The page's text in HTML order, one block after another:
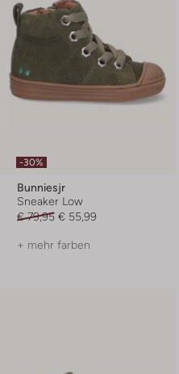
-30%
Bunniesjr
Sneaker Low
€ 79,95 € 55,99
+ mehr farben